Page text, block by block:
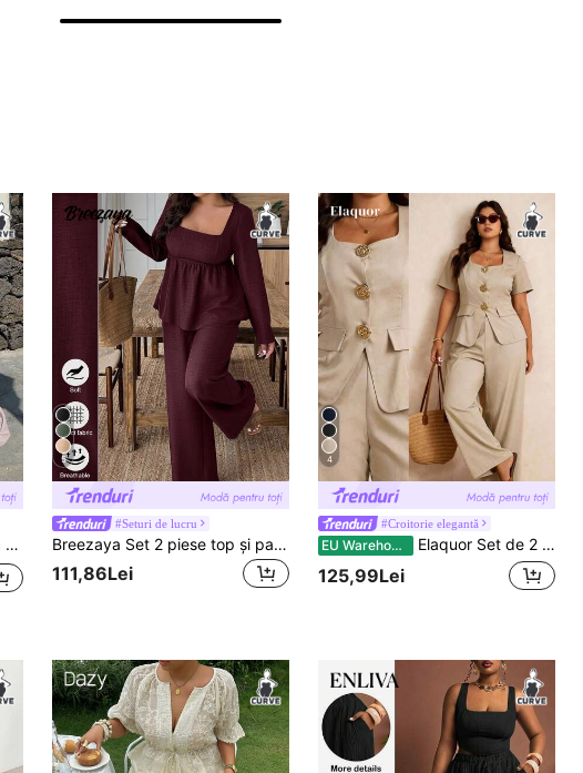
5
#Seturi de lucru
Breezaya Set 2 piese top și pantaloni cu guler pătrat, culoare solidă, mărime plus, mărime
111,86Lei
4
#Croitorie elegantă
EU Warehouse Elaquor Set de 2 piese, top și pantaloni, minimalist, culoare uni, mărime plus, pentru zi, cu mânecă scurtă
125,99Lei